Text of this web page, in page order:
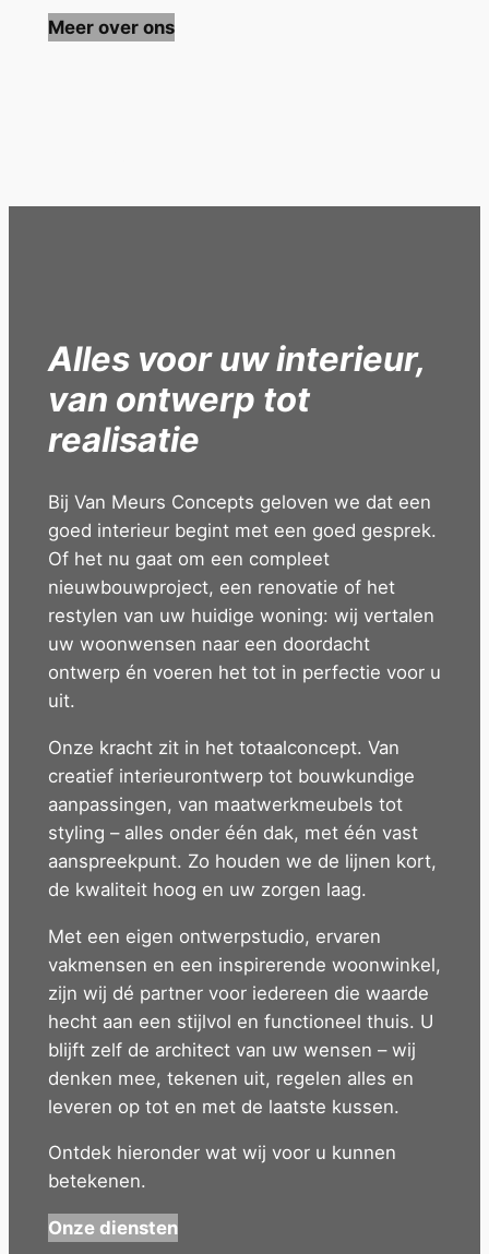
Meer over ons
Alles voor uw interieur,
van ontwerp tot
realisatie
Bij Van Meurs Concepts geloven we dat een
goed interieur begint met een goed gesprek.
Of het nu gaat om een compleet
nieuwbouwproject, een renovatie of het
restylen van uw huidige woning: wij vertalen
uw woonwensen naar een doordacht
ontwerp én voeren het tot in perfectie voor u
uit.
Onze kracht zit in het totaalconcept. Van
creatief interieurontwerp tot bouwkundige
aanpassingen, van maatwerkmeubels tot
styling – alles onder één dak, met één vast
aanspreekpunt. Zo houden we de lijnen kort,
de kwaliteit hoog en uw zorgen laag.
Met een eigen ontwerpstudio, ervaren
vakmensen en een inspirerende woonwinkel,
zijn wij dé partner voor iedereen die waarde
hecht aan een stijlvol en functioneel thuis. U
blijft zelf de architect van uw wensen – wij
denken mee, tekenen uit, regelen alles en
leveren op tot en met de laatste kussen.
Ontdek hieronder wat wij voor u kunnen
betekenen.
Onze diensten